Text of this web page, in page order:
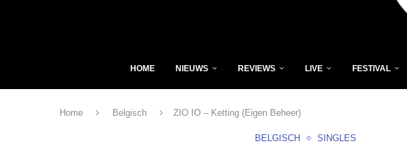
HOME NIEUWS REVIEWS LIVE FESTIVAL
Home Belgisch ZIO IO – Ketting (Eigen Beheer)
BELGISCH SINGLES